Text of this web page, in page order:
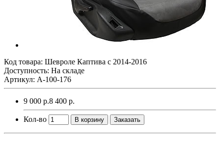
Код товара: Шевроле Каптива с 2014-2016
Доступность: На складе
Артикул: A-100-176
9 000 р.8 400 р.
Кол-во В корзину Заказать